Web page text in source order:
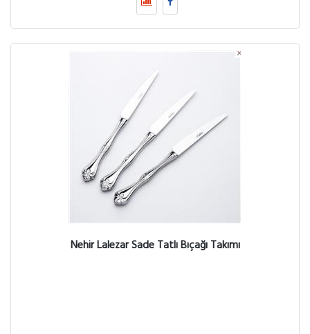
Nehir Lalezar Sade Tatlı Bıçağı Takımı